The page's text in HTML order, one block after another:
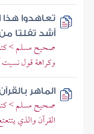
تعاهدوا
أشد تفلتا
صحيح مسلم >
وكراهة قول نسيت
الماهر
صحيح مسلم >
القرآن والذي